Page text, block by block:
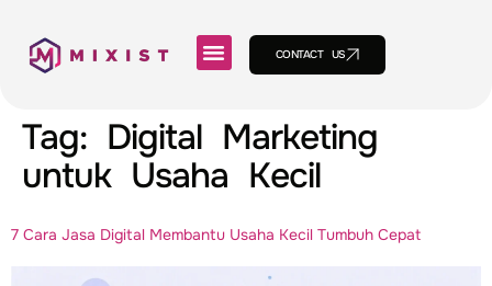
CONTACT US
Tag: Digital Marketing
untuk Usaha Kecil
7 Cara Jasa Digital Membantu Usaha Kecil Tumbuh Cepat